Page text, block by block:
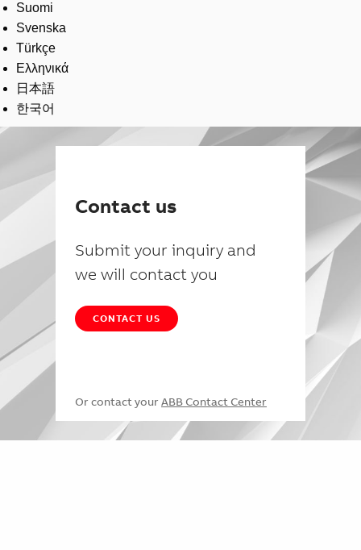
Suomi
Svenska
Türkçe
Ελληνικά
日本語
한국어
Contact us
Submit your inquiry and
we will contact you
CONTACT US
Or contact your ABB Contact Center